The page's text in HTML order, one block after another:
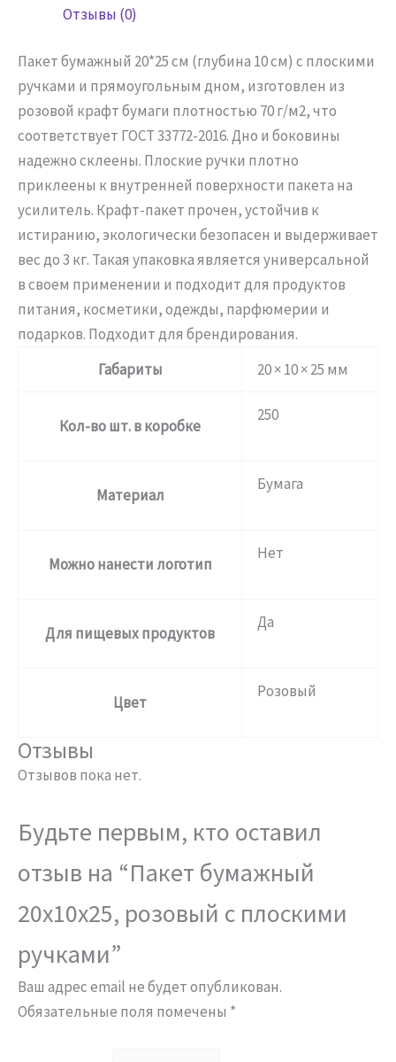
ручками
Отзывы (0)
Пакет бумажный 20*25 см (глубина 10 см) с плоскими
ручками и прямоугольным дном, изготовлен из
розовой крафт бумаги плотностью 70 г/м2, что
соответствует ГОСТ 33772-2016. Дно и боковины
надежно склеены. Плоские ручки плотно
приклеены к внутренней поверхности пакета на
усилитель. Крафт-пакет прочен, устойчив к
истиранию, экологически безопасен и выдерживает
вес до 3 кг. Такая упаковка является универсальной
в своем применении и подходит для продуктов
питания, косметики, одежды, парфюмерии и
подарков. Подходит для брендирования.
Габариты
20 × 10 × 25 мм
Кол-во шт. в коробке
250
Материал
Бумага
Можно нанести логотип
Нет
Для пищевых продуктов
Да
Цвет
Розовый
Отзывы
Отзывов пока нет.
Будьте первым, кто оставил
отзыв на “Пакет бумажный
20х10х25, розовый с плоскими
ручками”
Ваш адрес email не будет опубликован.
Обязательные поля помечены *